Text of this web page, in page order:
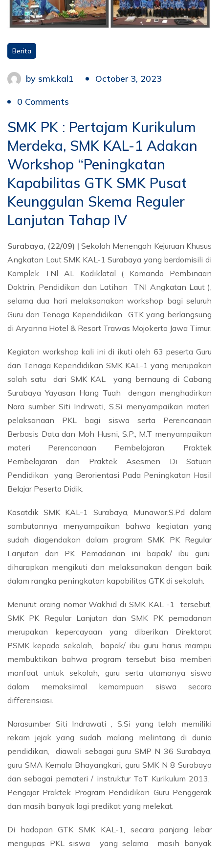
Berita
by smk.kal1 October 3, 2023
0 Comments
SMK PK : Pertajam Kurikulum
Merdeka, SMK KAL-1 Adakan
Workshop “Peningkatan
Kapabilitas GTK SMK Pusat
Keunggulan Skema Reguler
Lanjutan Tahap IV
Surabaya, (22/09) | Sekolah Menengah Kejuruan Khusus
Angkatan Laut SMK KAL-1 Surabaya yang berdomisili di
Komplek TNl AL Kodiklatal ( Komando Pembinaan
Doktrin, Pendidikan dan Latihan TNI Angkatan Laut ),
selama dua hari melaksanakan workshop bagi seluruh
Guru dan Tenaga Kependidikan GTK yang berlangsung
di Aryanna Hotel & Resort Trawas Mojokerto Jawa Timur.
Kegiatan workshop kali ini di ikuti oleh 63 peserta Guru
dan Tenaga Kependidikan SMK KAL-1 yang merupakan
salah satu dari SMK KAL yang bernaung di Cabang
Surabaya Yayasan Hang Tuah dengan menghadirkan
Nara sumber Siti Indrwati, S.Si menyampaikan materi
pelaksanaan PKL bagi siswa serta Perencanaan
Berbasis Data dan Moh Husni, S.P., M.T menyampaikan
materi Perencanaan Pembelajaran, Praktek
Pembelajaran dan Praktek Asesmen Di Satuan
Pendidikan yang Berorientasi Pada Peningkatan Hasil
Belajar Peserta Didik.
Kasatdik SMK KAL-1 Surabaya, Munawar,S.Pd dalam
sambutannya menyampaikan bahwa kegiatan yang
sudah diagendakan dalam program SMK PK Regular
Lanjutan dan PK Pemadanan ini bapak/ ibu guru
diharapkan mengikuti dan melaksanakan dengan baik
dalam rangka peningkatan kapabilitas GTK di sekolah.
Menurut orang nomor Wakhid di SMK KAL -1 tersebut,
SMK PK Regular Lanjutan dan SMK PK pemadanan
merupakan kepercayaan yang diberikan Direktorat
PSMK kepada sekolah, bapak/ ibu guru harus mampu
membuktikan bahwa program tersebut bisa memberi
manfaat untuk sekolah, guru serta utamanya siswa
dalam memaksimal kemampuan siswa secara
differensiasi.
Narasumber Siti Indrawati , S.Si yang telah memiliki
rekam jejak yang sudah malang melintang di dunia
pendidikan, diawali sebagai guru SMP N 36 Surabaya,
guru SMA Kemala Bhayangkari, guru SMK N 8 Surabaya
dan sebagai pemateri / instruktur ToT Kurikulum 2013,
Pengajar Praktek Program Pendidikan Guru Penggerak
dan masih banyak lagi predikat yang melekat.
Di hadapan GTK SMK KAL-1, secara panjang lebar
mengupas PKL siswa yang selama masih banyak